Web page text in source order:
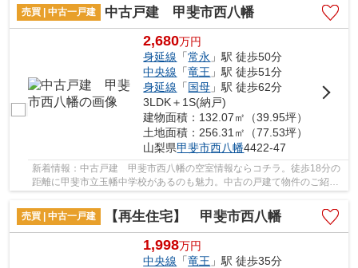
売買 | 中古一戸建 中古戸建 甲斐市西八幡
2,680万円
身延線 「常永 」駅 徒歩50分
中央線 「竜王 」駅 徒歩51分
身延線 「国母 」駅 徒歩62分
3LDK＋1S(納戸)
建物面積：132.07㎡（39.95坪）
土地面積：256.31㎡（77.53坪）
山梨県甲斐市西八幡4422-47
新着情報：中古戸建 甲斐市西八幡の空室情報ならコチラ。徒歩18分の
距離に甲斐市立玉幡中学校があるのも魅力。中古の戸建て物件のご紹介
売買 | 中古一戸建
【再生住宅】 甲斐市西八幡
1,998万円
中央線 「竜王 」駅 徒歩35分